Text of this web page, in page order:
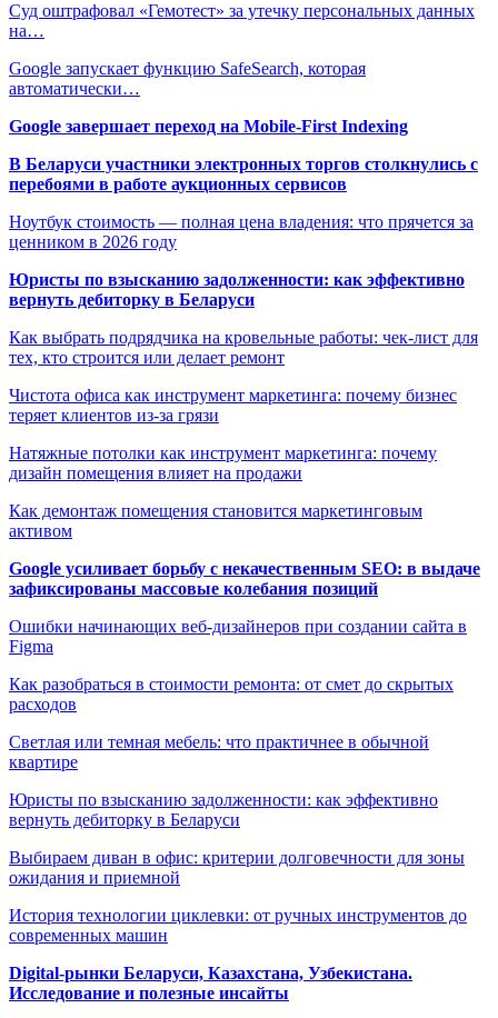
Суд оштрафовал «Гемотест» за утечку персональных данных
на…
Google запускает функцию SafeSearch, которая
автоматически…
Google завершает переход на Mobile-First Indexing
В Беларуси участники электронных торгов столкнулись с
перебоями в работе аукционных сервисов
Ноутбук стоимость — полная цена владения: что прячется за
ценником в 2026 году
Юристы по взысканию задолженности: как эффективно
вернуть дебиторку в Беларуси
Как выбрать подрядчика на кровельные работы: чек-лист для
тех, кто строится или делает ремонт
Чистота офиса как инструмент маркетинга: почему бизнес
теряет клиентов из-за грязи
Натяжные потолки как инструмент маркетинга: почему
дизайн помещения влияет на продажи
Как демонтаж помещения становится маркетинговым
активом
Google усиливает борьбу с некачественным SEO: в выдаче
зафиксированы массовые колебания позиций
Ошибки начинающих веб-дизайнеров при создании сайта в
Figma
Как разобраться в стоимости ремонта: от смет до скрытых
расходов
Светлая или темная мебель: что практичнее в обычной
квартире
Юристы по взысканию задолженности: как эффективно
вернуть дебиторку в Беларуси
Выбираем диван в офис: критерии долговечности для зоны
ожидания и приемной
История технологии циклевки: от ручных инструментов до
современных машин
Digital-рынки Беларуси, Казахстана, Узбекистана.
Исследование и полезные инсайты